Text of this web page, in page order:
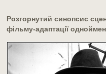
Розгорнутий синопсис
фільму-адаптації